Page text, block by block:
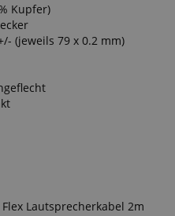
Kupfer)
(jeweils 79 x 0.2 mm)
Lautsprecherkabel 2m